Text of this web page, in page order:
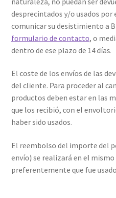
desprecintados y/o usados
comunicar su desistimiento a
formulario de contacto, o
dentro de ese plazo de 14 días.
El coste de los envíos de las
del cliente. Para proceder al
productos deben estar en las
que los recibió, con el
haber sido usados.
El reembolso del importe del
envío) se realizará en el
preferentemente que fue